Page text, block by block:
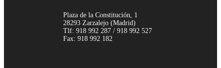
Plaza de la Constitución, 1
28293 Zarzalejo (Madrid)
Tlf: 918 992 287 / 918 992 527
Fax: 918 992 182